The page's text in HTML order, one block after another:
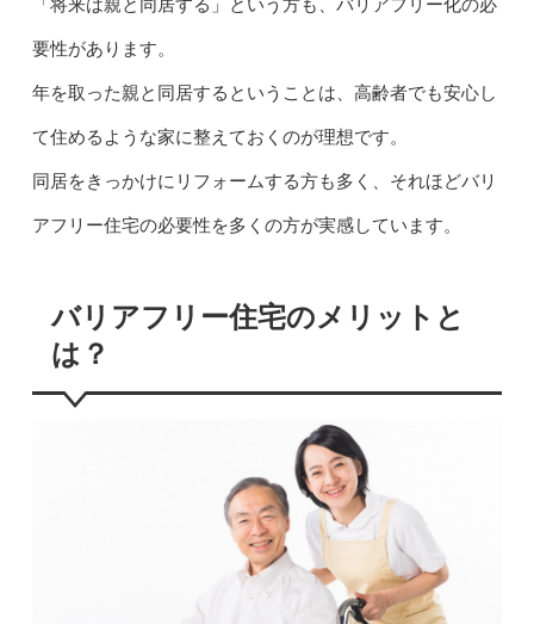
「将来は親と同居する」という方も、バリアフリー化の必
要性があります。
年を取った親と同居するということは、高齢者でも安心し
て住めるような家に整えておくのが理想です。
同居をきっかけにリフォームする方も多く、それほどバリ
アフリー住宅の必要性を多くの方が実感しています。
バリアフリー住宅のメリットと
は？